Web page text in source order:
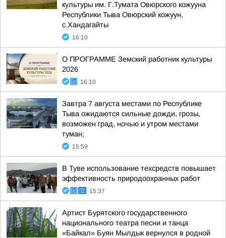
культуры им. Г.Тумата Овюрского кожууна
Республики Тыва Овюрский кожуун,
с.Хандагайты
16:10
О ПРОГРАММЕ Земский работник культуры
2026
16:10
Завтра 7 августа местами по Республике
Тыва ожидаются сильные дожди, грозы,
возможен град, ночью и утром местами
туман;
15:59
В Туве использование техсредств повышает
эффективность природоохранных работ
15:37
Артист Бурятского государственного
национального театра песни и танца
«Байкал» Буян Мылдык вернулся в родной